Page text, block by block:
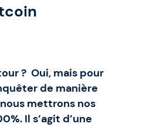
? Oui, mais pour
de manière
mettrons nos
Il s’agit d’une